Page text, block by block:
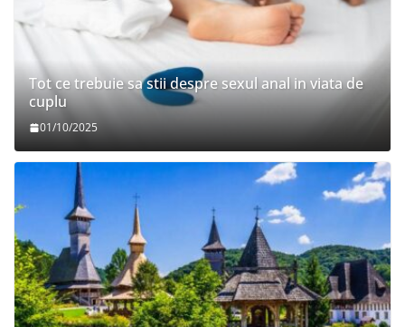
Tot ce trebuie sa stii despre sexul anal in viata de
cuplu
01/10/2025